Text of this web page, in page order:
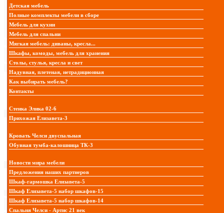
Детская мебель
Полные комплекты мебели в сборе
Мебель для кухни
Мебель для спальни
Мягкая мебель: диваны, кресла...
Шкафы, комоды, мебель для хранения
Столы, стулья, кресла и свет
Надувная, плетеная, нетрадиционная
Как выбирать мебель?
Контакты
Стенка Элика 02-6
Прихожая Елизавета-3
Кровать Челси двуспальная
Обувная тумба-калошница ТК-3
Новости мира мебели
Предложения наших партнеров
Шкаф-гармошка Елизавета-5
Шкаф Елизавета-5 набор шкафов-15
Шкаф Елизавета-5 набор шкафов-14
Спальня Челси - Артис 21 век